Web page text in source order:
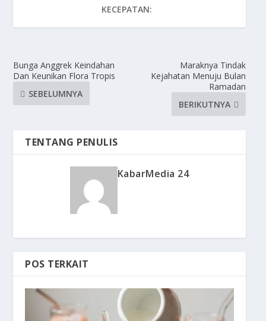
KECEPATAN:
Bunga Anggrek Keindahan
Dan Keunikan Flora Tropis
SEBELUMNYA
Maraknya Tindak
Kejahatan Menuju Bulan
Ramadan
BERIKUTNYA
TENTANG PENULIS
KabarMedia 24
POS TERKAIT